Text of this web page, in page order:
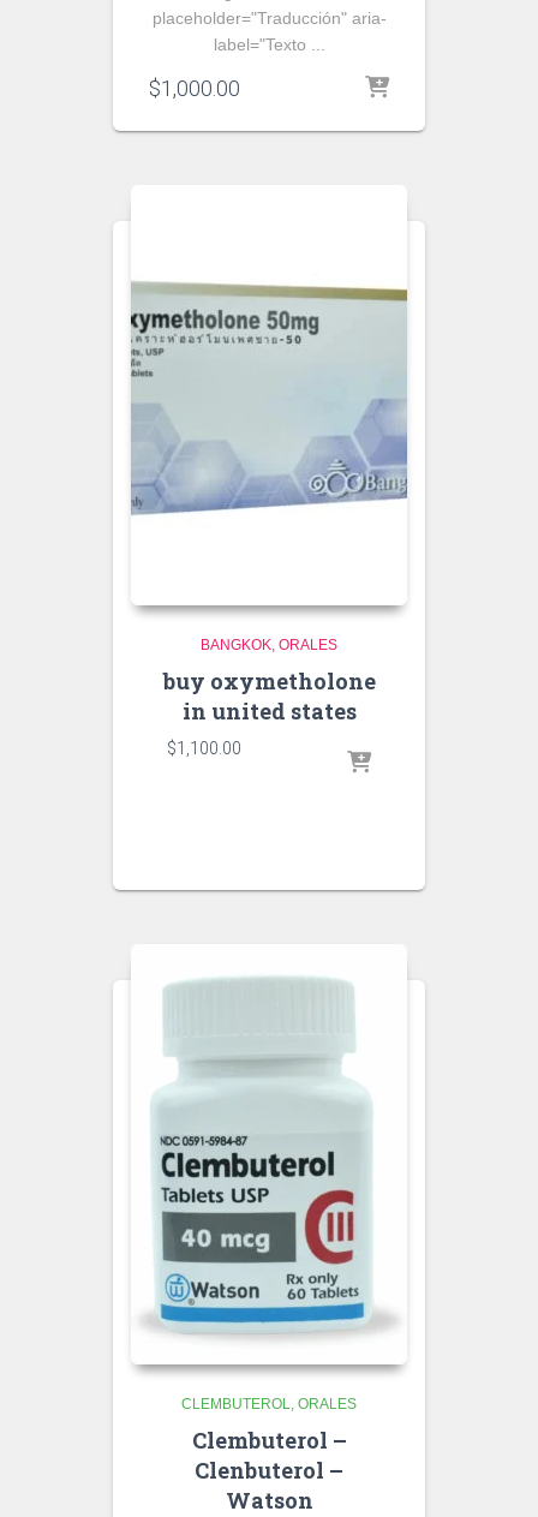
placeholder="Traducción" aria-
label="Texto ...
$1,000.00
BANGKOK ORALES
buy oxymetholone
in united states
$1,100.00
CLEMBUTEROL ORALES
Clembuterol –
Clenbuterol –
Watson